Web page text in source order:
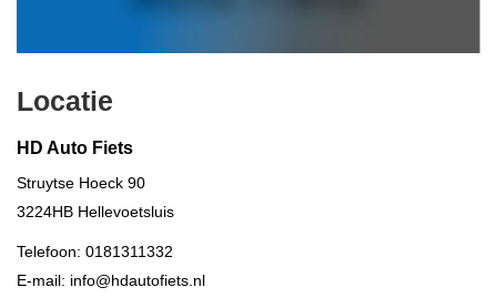
Locatie
HD Auto Fiets
Struytse Hoeck 90
3224HB Hellevoetsluis
Telefoon: 0181311332
E-mail: info@hdautofiets.nl